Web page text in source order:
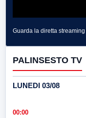
Guarda la diretta streaming
PALINSESTO TV
LUNEDI 03/08
00:00